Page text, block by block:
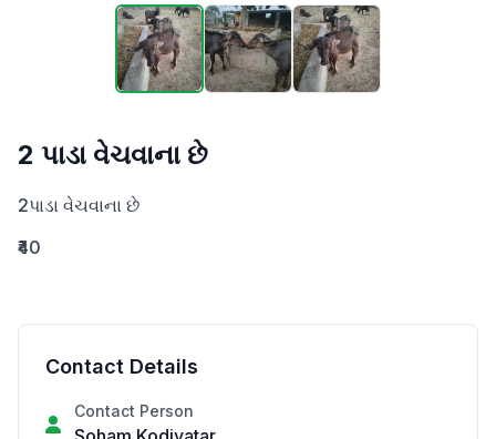
2 પાડા વેચવાના છે
2પાડા વેચવાના છે
₹40
Contact Details
Contact Person